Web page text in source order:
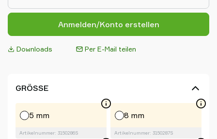
Anmelden/Konto erstellen
Downloads Per E-Mail teilen
GRÖSSE
5 mm
Artikelnummer: 3150286S
8 mm
Artikelnummer: 3150287S